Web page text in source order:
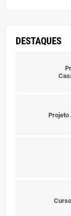
Contato
DESTAQUES
Projeto